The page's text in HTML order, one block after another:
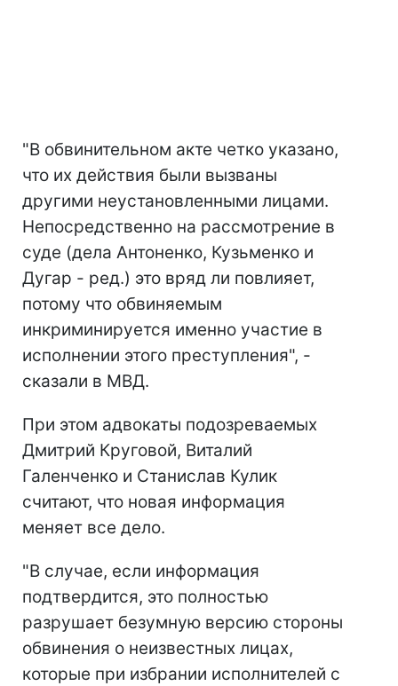
"В обвинительном акте четко указано,
что их действия были вызваны
другими неустановленными лицами.
Непосредственно на рассмотрение в
суде (дела Антоненко, Кузьменко и
Дугар - ред.) это вряд ли повлияет,
потому что обвиняемым
инкриминируется именно участие в
исполнении этого преступления", -
сказали в МВД.
При этом адвокаты подозреваемых
Дмитрий Круговой, Виталий
Галенченко и Станислав Кулик
считают, что новая информация
меняет все дело.
"В случае, если информация
подтвердится, это полностью
разрушает безумную версию стороны
обвинения о неизвестных лицах,
которые при избрании исполнителей с